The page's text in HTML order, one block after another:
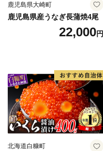
鹿児島県大崎町
鹿児島県産うなぎ長蒲焼4尾
22,000円
北海道白糠町